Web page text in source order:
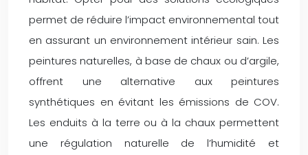
permet de réduire l’impact environnemental tout
en assurant un environnement intérieur sain. Les
peintures naturelles, à base de chaux ou d’argile,
offrent une alternative aux peintures
synthétiques en évitant les émissions de COV.
Les enduits à la terre ou à la chaux permettent
une régulation naturelle de l’humidité et